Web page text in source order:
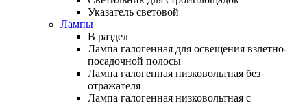
Указатель световой
Лампы
В раздел
Лампа галогенная для освещения взлетно-
посадочной полосы
Лампа галогенная низковольтная без
отражателя
Лампа галогенная низковольтная с